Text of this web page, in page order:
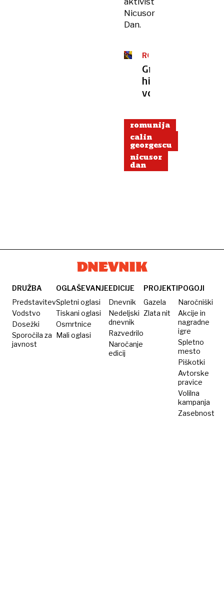
Nicusor
Dan.
ROMUNIJA
Grožnja
hibridne
vojne
romunija
calin
georgescu
nicusor
dan
DRUŽBA
Predstavitev
Vodstvo
Dosežki
Sporočila za
javnost
OGLAŠEVANJE
Spletni oglasi
Tiskani oglasi
Osmrtnice
Mali oglasi
EDICIJE
Dnevnik
Nedeljski
dnevnik
Razvedrilo
Naročanje
edicij
PROJEKTI
Gazela
Zlata nit
POGOJI
Naročniški
Akcije in
nagradne
igre
Spletno
mesto
Piškotki
Avtorske
pravice
Volilna
kampanja
Zasebnost